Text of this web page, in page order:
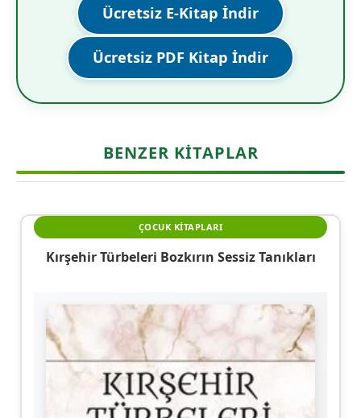
Ücretsiz E-Kitap İndir
Ücretsiz PDF Kitap İndir
BENZER KITAPLAR
ÇOCUK KITAPLARI
Kırşehir Türbeleri Bozkırın Sessiz Tanıkları